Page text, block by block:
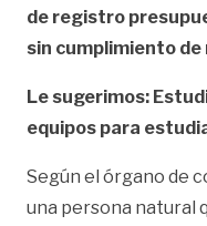
de registro
sin cumplimiento
Le sugerimos:
equipos para
Según el órgano de
una persona natural